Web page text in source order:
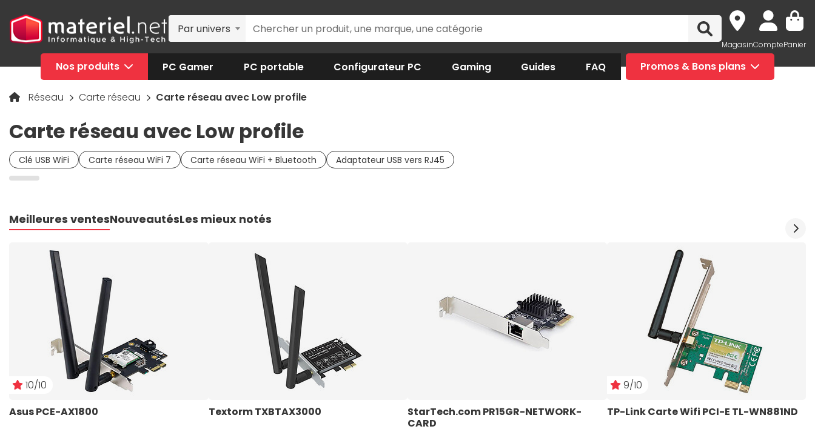
Par univers
MagasinComptePanier
Nos produits PC Gamer PC portable Configurateur PC Gaming Guides FAQ Promos & Bons plans
Réseau Carte réseau Carte réseau avec Low profile
Carte réseau avec Low profile
Clé USB WiFi Carte réseau WiFi 7 Carte réseau WiFi + Bluetooth Adaptateur USB vers RJ45
Meilleures ventesNouveautésLes mieux notés
10/10
Asus PCE-AX1800
Textorm TXBTAX3000
StarTech.com PR15GR-NETWORK-
CARD
9/10
TP-Link Carte Wifi PCI-E TL-WN881ND